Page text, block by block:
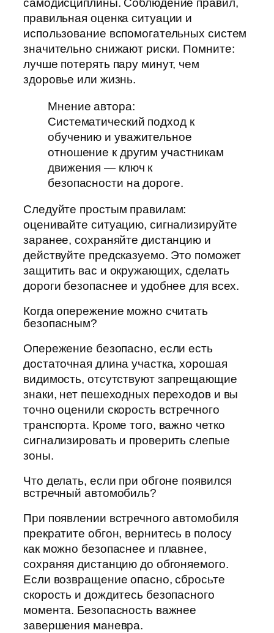
самодисциплины. Соблюдение правил,
правильная оценка ситуации и
использование вспомогательных систем
значительно снижают риски. Помните:
лучше потерять пару минут, чем
здоровье или жизнь.
Мнение автора:
Систематический подход к
обучению и уважительное
отношение к другим участникам
движения — ключ к
безопасности на дороге.
Следуйте простым правилам:
оценивайте ситуацию, сигнализируйте
заранее, сохраняйте дистанцию и
действуйте предсказуемо. Это поможет
защитить вас и окружающих, сделать
дороги безопаснее и удобнее для всех.
Когда опережение можно считать
безопасным?
Опережение безопасно, если есть
достаточная длина участка, хорошая
видимость, отсутствуют запрещающие
знаки, нет пешеходных переходов и вы
точно оценили скорость встречного
транспорта. Кроме того, важно четко
сигнализировать и проверить слепые
зоны.
Что делать, если при обгоне появился
встречный автомобиль?
При появлении встречного автомобиля
прекратите обгон, вернитесь в полосу
как можно безопаснее и плавнее,
сохраняя дистанцию до обгоняемого.
Если возвращение опасно, сбросьте
скорость и дождитесь безопасного
момента. Безопасность важнее
завершения маневра.